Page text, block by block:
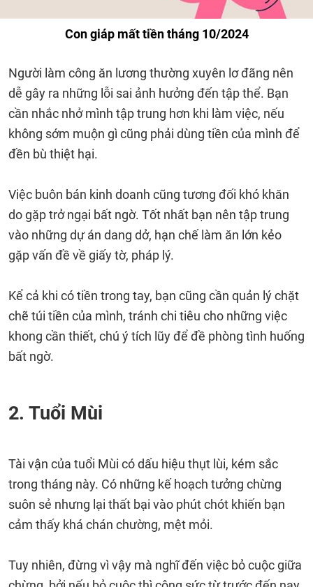
Con giáp mất tiền tháng 10/2024
Người làm công ăn lương thường xuyên lơ đãng nên
dễ gây ra những lỗi sai ảnh hưởng đến tập thể. Bạn
cần nhắc nhở mình tập trung hơn khi làm việc, nếu
không sớm muộn gì cũng phải dùng tiền của mình để
đền bù thiệt hại.
Việc buôn bán kinh doanh cũng tương đối khó khăn
do gặp trở ngại bất ngờ. Tốt nhất bạn nên tập trung
vào những dự án dang dở, hạn chế làm ăn lớn kẻo
gặp vấn đề về giấy tờ, pháp lý.
Kể cả khi có tiền trong tay, bạn cũng cần quản lý chặt
chẽ túi tiền của mình, tránh chi tiêu cho những việc
khong cần thiết, chú ý tích lũy để đề phòng tình huống
bất ngờ.
2. Tuổi Mùi
Tài vận của tuổi Mùi có dấu hiệu thụt lùi, kém sắc
trong tháng này. Có những kế hoạch tưởng chừng
suôn sẻ nhưng lại thất bại vào phút chót khiến bạn
cảm thấy khá chán chường, mệt mỏi.
Tuy nhiên, đừng vì vậy mà nghĩ đến việc bỏ cuộc giữa